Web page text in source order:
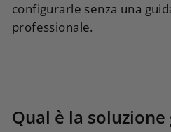
configurarle senza una
professionale.
Qual è la